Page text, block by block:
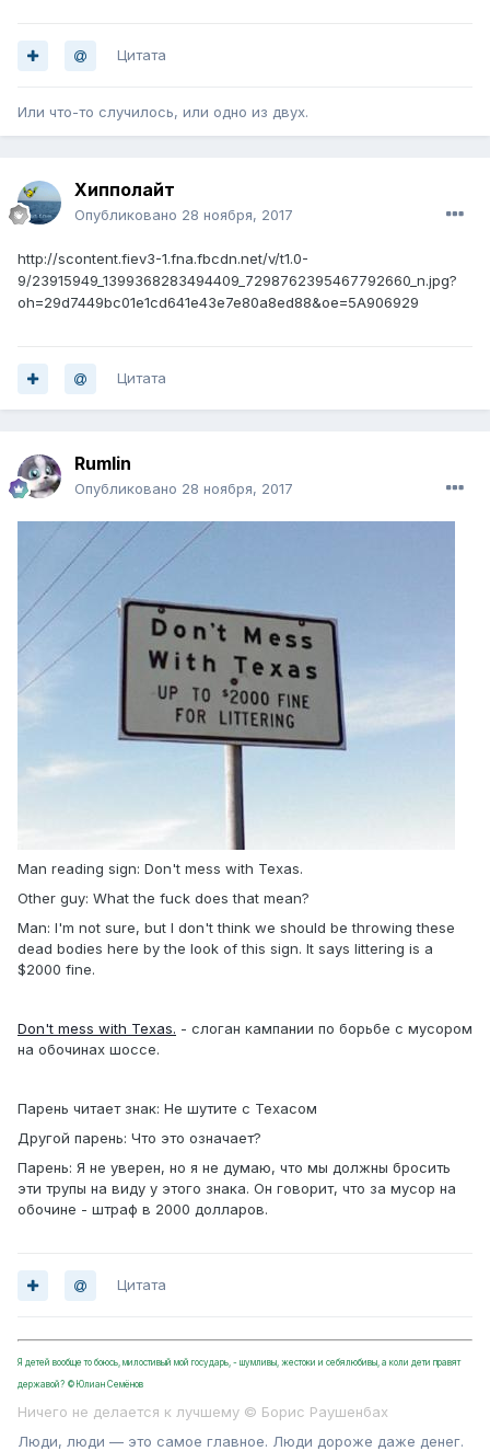
Цитата
Или что-то случилось, или одно из двух.
Хипполайт
Опубликовано 28 ноября, 2017
http://scontent.fiev3-1.fna.fbcdn.net/v/t1.0-
9/23915949_1399368283494409_7298762395467792660_n.jpg?
oh=29d7449bc01e1cd641e43e7e80a8ed88&oe=5A906929
Цитата
Rumlin
Опубликовано 28 ноября, 2017
Man reading sign: Don't mess with Texas.
Other guy: What the fuck does that mean?
Man: I'm not sure, but I don't think we should be throwing these
dead bodies here by the look of this sign. It says littering is a
$2000 fine.
Don't mess with Texas. - слоган кампании по борьбе с мусором
на обочинах шоссе.
Парень читает знак: Не шутите с Техасом
Другой парень: Что это означает?
Парень: Я не уверен, но я не думаю, что мы должны бросить
эти трупы на виду у этого знака. Он говорит, что за мусор на
обочине - штраф в 2000 долларов.
Цитата
Я детей вообще то боюсь, милостивый мой государь, - шумливы, жестоки и себялюбивы, а коли дети правят
державой? ©Юлиан Семёнов
Ничего не делается к лучшему © Борис Раушенбах
Люди, люди — это самое главное. Люди дороже даже денег.